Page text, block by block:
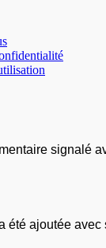
signalé
été ajoutée avec